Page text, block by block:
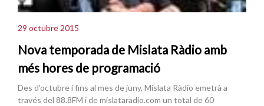
29 octubre 2015
Nova temporada de Mislata Ràdio amb
més hores de programació
Des d'octubre i fins al mes de juny, Mislata Ràdio emetrà a
través del 88.8FM i de mislataradio.com un total de 60